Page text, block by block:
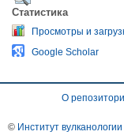
Статистика
Просмотры и
Google Scholar
О
© Институт